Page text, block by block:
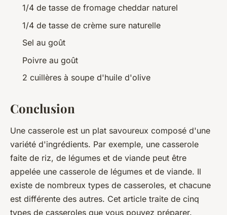
1/4 de tasse de fromage cheddar naturel
1/4 de tasse de crème sure naturelle
Sel au goût
Poivre au goût
2 cuillères à soupe d'huile d'olive
Conclusion
Une casserole est un plat savoureux composé d'une
variété d'ingrédients. Par exemple, une casserole
faite de riz, de légumes et de viande peut être
appelée une casserole de légumes et de viande. Il
existe de nombreux types de casseroles, et chacune
est différente des autres. Cet article traite de cinq
types de casseroles que vous pouvez préparer.